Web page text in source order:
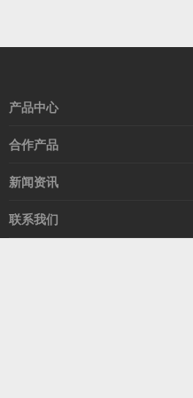
产品中心
高速线缆
以太网交换机
合作产品
希捷硬盘
新闻资讯
行业动态
技术视角
联系我们